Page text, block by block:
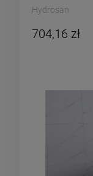
Hydrosan
704,16 zł